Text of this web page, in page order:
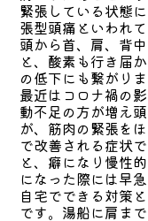
緊張している状態
張型頭痛といわれて
頭から首、肩、背
と、酸素も行き届
の低下にも繋がりま
最近はコロナ禍の
動不足の方が増え
が、筋肉の緊張を
で改善される症状
と、癖になり慢性
になった際には早
自宅でできる対策
です。湯船に肩ま